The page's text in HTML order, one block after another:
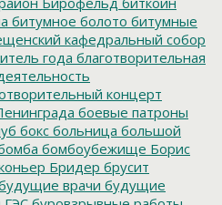
битумное болото битумные
кафедральный собор
года благотворительная
концерт
боевые патроны
бокс больница большой
бомбоубежище Борис
Бридер брусит
врачи будущие